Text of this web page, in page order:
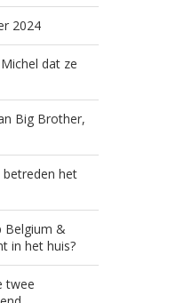
2024
dat ze
Big Brother,
betreden het
Belgium &
in het huis?
twee